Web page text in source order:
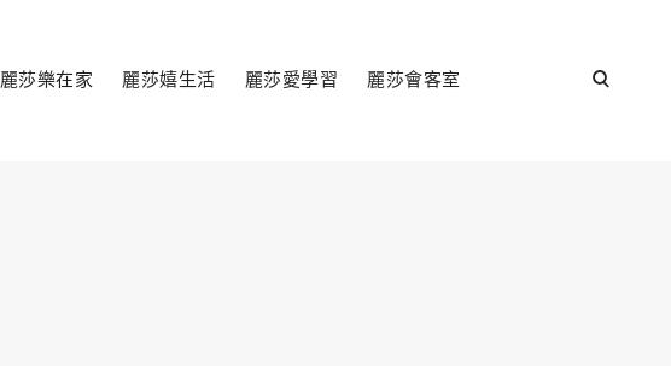
麗莎樂在家 麗莎嬉生活 麗莎愛學習 麗莎會客室
open